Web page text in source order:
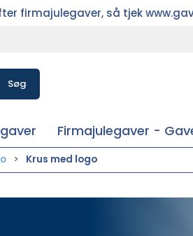
firmajulegaver, så tjek
Søg
Firmajulegaver -
Krus med logo